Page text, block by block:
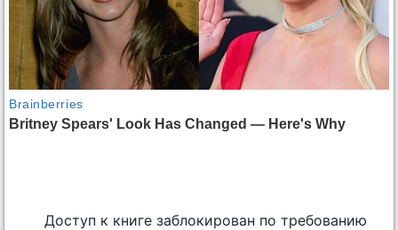
Доступ к книге заблокирован по требованию